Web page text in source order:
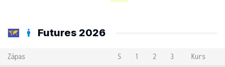
Futures 2026
Zápas S 1 2 3
Kurs